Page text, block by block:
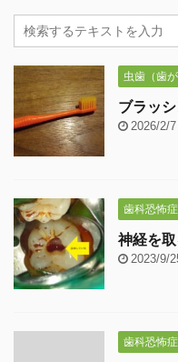
虫歯（歯が
ブラッ
2026/2/7
歯科恐怖症
神経を
2023/9/
歯科恐怖症